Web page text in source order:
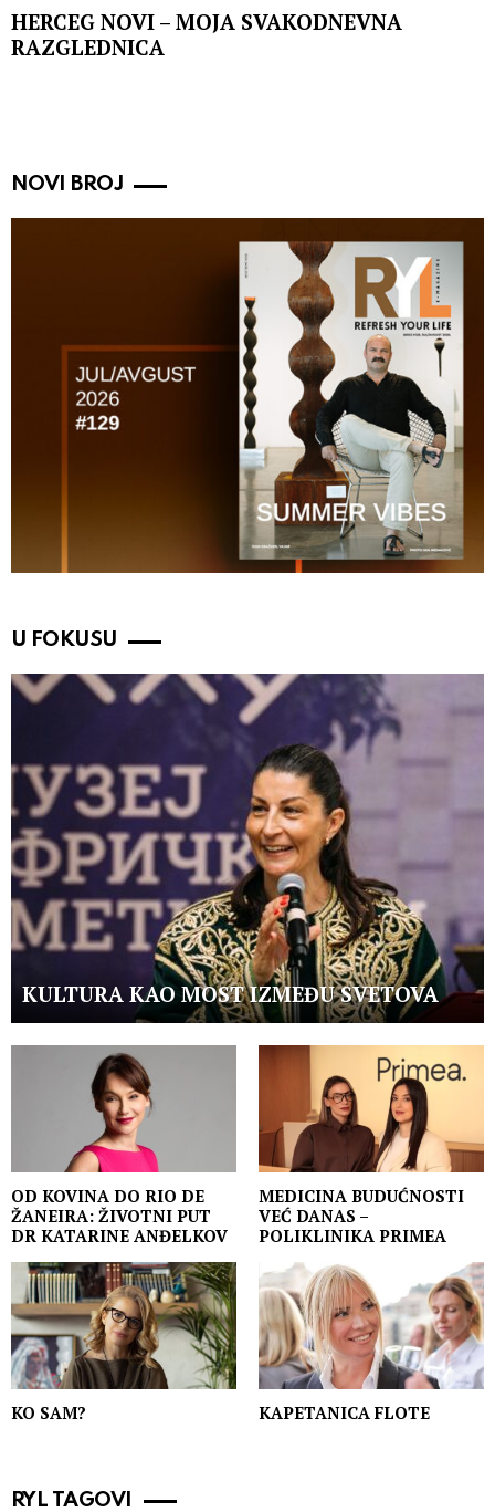
HERCEG NOVI – MOJA SVAKODNEVNA
RAZGLEDNICA
NOVI BROJ
U FOKUSU
KULTURA KAO MOST IZMEĐU SVETOVA
OD KOVINA DO RIO DE
ŽANEIRA: ŽIVOTNI PUT
DR KATARINE ANĐELKOV
MEDICINA BUDUĆNOSTI
VEĆ DANAS –
POLIKLINIKA PRIMEA
KO SAM? KAPETANICA FLOTE
RYL TAGOVI